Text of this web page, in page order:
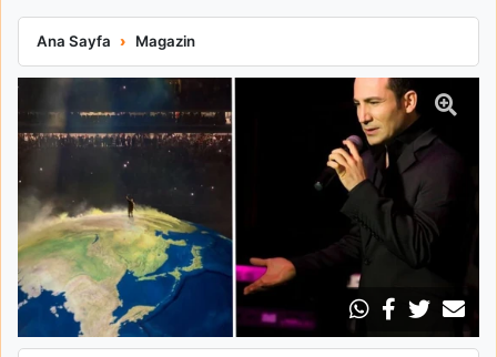
Ana Sayfa Magazin
Ferhat Göçer Kanye West Konserine Ateş Püskürdü